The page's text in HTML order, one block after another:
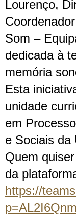
Lourenço,
Som –
dedicada à
memória
Esta
unidade
em
e Sociais da
Quem
da
https://